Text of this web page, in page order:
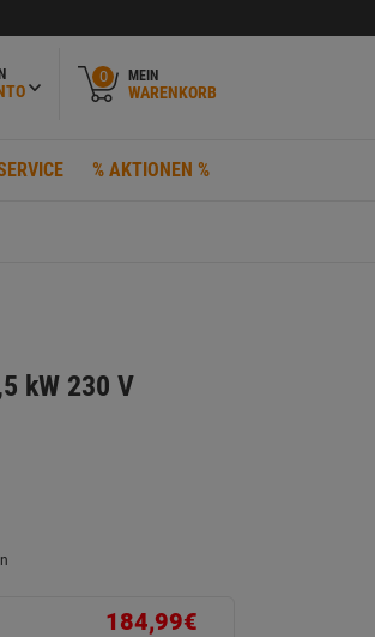
0 MEIN
WARENKORB
% AKTIONEN %
kW 230 V
184,99€